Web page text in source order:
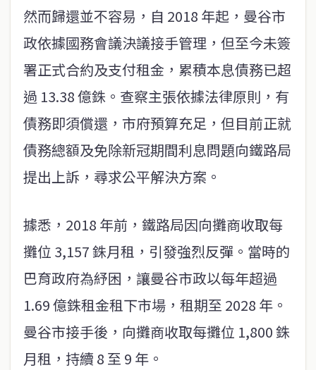
然而歸還並不容易，自 2018 年起，曼谷市
政依據國務會議決議接手管理，但至今未簽
署正式合約及支付租金，累積本息債務已超
過 13.38 億銖。查察主張依據法律原則，有
債務即須償還，市府預算充足，但目前正就
債務總額及免除新冠期間利息問題向鐵路局
提出上訴，尋求公平解決方案。
據悉，2018 年前，鐵路局因向攤商收取每
攤位 3,157 銖月租，引發強烈反彈。當時的
巴育政府為紓困，讓曼谷市政以每年超過
1.69 億銖租金租下市場，租期至 2028 年。
曼谷市接手後，向攤商收取每攤位 1,800 銖
月租，持續 8 至 9 年。